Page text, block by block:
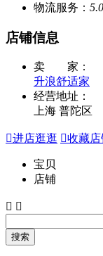
物流服务： 5.0
店铺信息
卖 家：
升浪舒适家
经营地址：
上海 普陀区
进店逛逛 收藏店
宝贝
店铺
 
搜索